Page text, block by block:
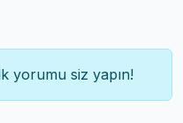
yorumu siz yapın!